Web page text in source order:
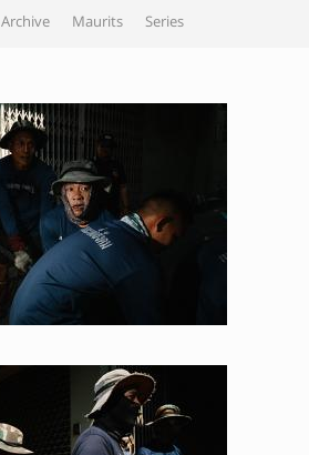
Archive Maurits Series